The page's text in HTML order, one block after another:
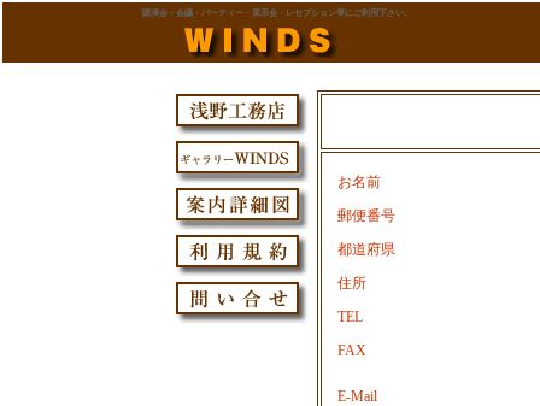
講演会・会議・パーティー・展示会・レセプション等にご利用下さい。
お名前
郵便番号
都道府県
住所
TEL
FAX
E-Mail